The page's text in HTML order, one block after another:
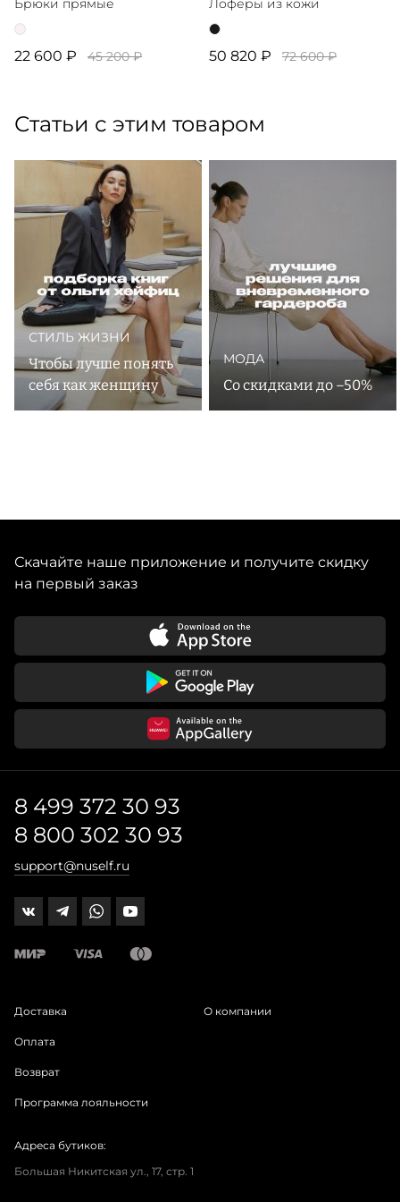
Брюки прямые
22 600 ₽ 45 200 ₽
Лоферы из кожи
50 820 ₽ 72 600 ₽
Статьи с этим товаром
СТИЛЬ ЖИЗНИ
Чтобы лучше понять
себя как женщину
МОДА
Со скидками до –50%
Скачайте наше приложение и получите скидку
на первый заказ
8 499 372 30 93
8 800 302 30 93
support@nuself.ru
Доставка
Оплата
Возврат
Программа лояльности
О компании
Адреса бутиков:
Большая Никитская ул., 17, стр. 1